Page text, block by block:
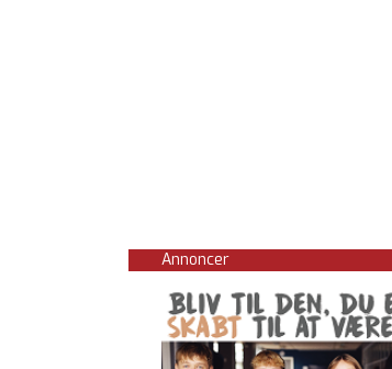
Annoncer